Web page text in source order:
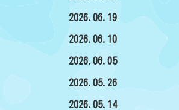
2026.06.19
2026.06.10
2026.06.05
2026.05.26
2026.05.14